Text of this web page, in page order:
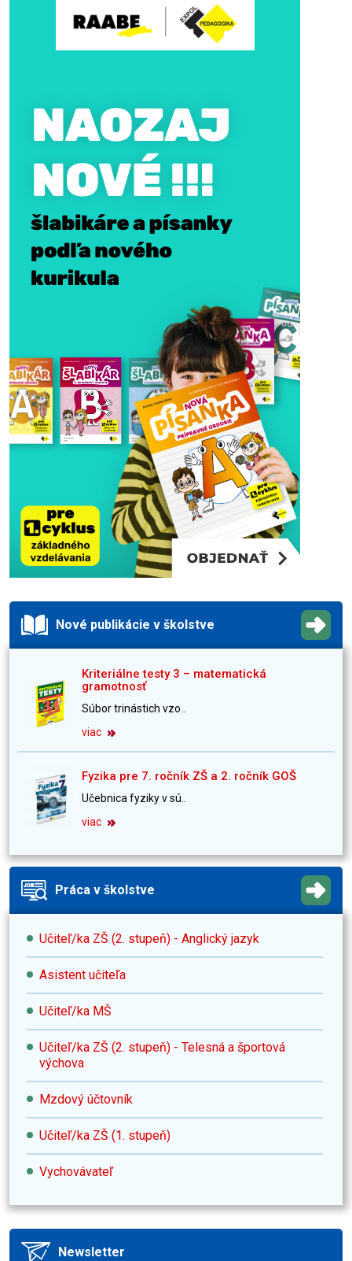
Nové publikácie v školstve
Kriteriálne testy 3 – matematická
gramotnosť
Súbor trinástich vzo..
viac
Fyzika pre 7. ročník ZŠ a 2. ročník GOŠ
Učebnica fyziky v sú..
viac
Práca v školstve
Učiteľ/ka ZŠ (2. stupeň) - Anglický jazyk
Asistent učiteľa
Učiteľ/ka MŠ
Učiteľ/ka ZŠ (2. stupeň) - Telesná a športová
výchova
Mzdový účtovník
Učiteľ/ka ZŠ (1. stupeň)
Vychovávateľ
Newsletter